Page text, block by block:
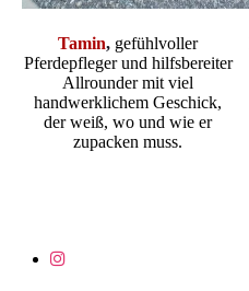
Tamin, gefühlvoller
Pferdepfleger und hilfsbereiter
Allrounder mit viel
handwerklichem Geschick,
der weiß, wo und wie er
zupacken muss.